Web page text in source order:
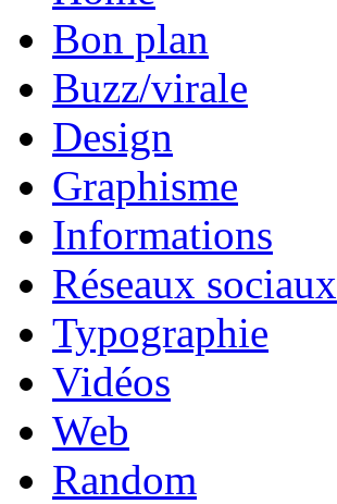
Bon plan
Buzz/virale
Design
Graphisme
Informations
Réseaux sociaux
Typographie
Vidéos
Web
Random